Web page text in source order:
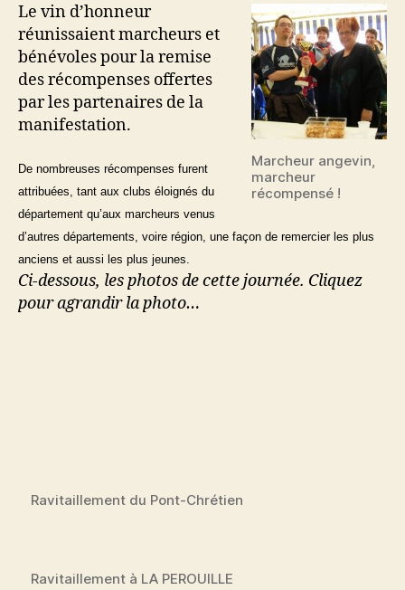
Marcheur angevin,
marcheur
récompensé !
Le vin d’honneur
réunissaient marcheurs et
bénévoles pour la remise
des récompenses offertes
par les partenaires de la
manifestation.
De nombreuses récompenses furent
attribuées, tant aux clubs éloignés du
département qu’aux marcheurs venus
d’autres départements, voire région, une façon de remercier les plus
anciens et aussi les plus jeunes.
Ci-dessous, les photos de cette journée. Cliquez
pour agrandir la photo…
Ravitaillement du Pont-Chrétien
Ravitaillement à LA PEROUILLE